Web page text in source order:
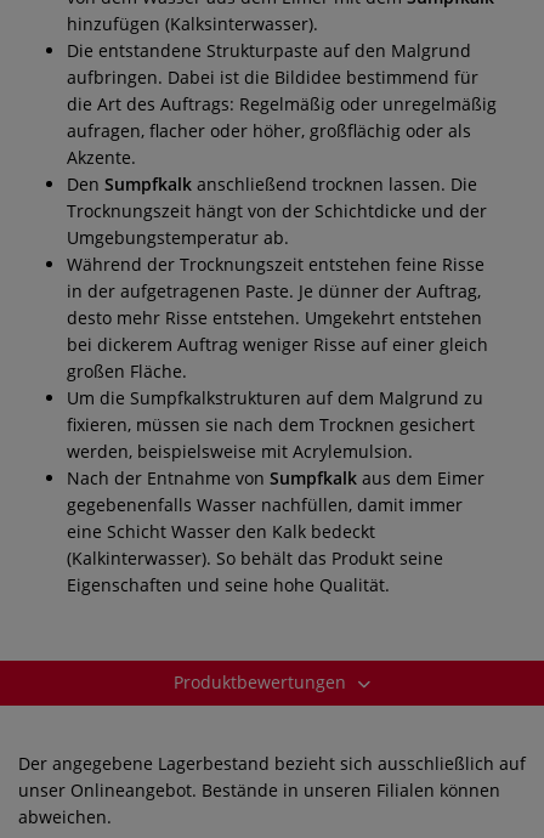
hinzufügen (Kalksinterwasser).
Die entstandene Strukturpaste auf den Malgrund
aufbringen. Dabei ist die Bildidee bestimmend für
die Art des Auftrags: Regelmäßig oder unregelmäßig
aufragen, flacher oder höher, großflächig oder als
Akzente.
Den Sumpfkalk anschließend trocknen lassen. Die
Trocknungszeit hängt von der Schichtdicke und der
Umgebungstemperatur ab.
Während der Trocknungszeit entstehen feine Risse
in der aufgetragenen Paste. Je dünner der Auftrag,
desto mehr Risse entstehen. Umgekehrt entstehen
bei dickerem Auftrag weniger Risse auf einer gleich
großen Fläche.
Um die Sumpfkalkstrukturen auf dem Malgrund zu
fixieren, müssen sie nach dem Trocknen gesichert
werden, beispielsweise mit Acrylemulsion.
Nach der Entnahme von Sumpfkalk aus dem Eimer
gegebenenfalls Wasser nachfüllen, damit immer
eine Schicht Wasser den Kalk bedeckt
(Kalkinterwasser). So behält das Produkt seine
Eigenschaften und seine hohe Qualität.
Produktbewertungen
Der angegebene Lagerbestand bezieht sich ausschließlich auf
unser Onlineangebot. Bestände in unseren Filialen können
abweichen.